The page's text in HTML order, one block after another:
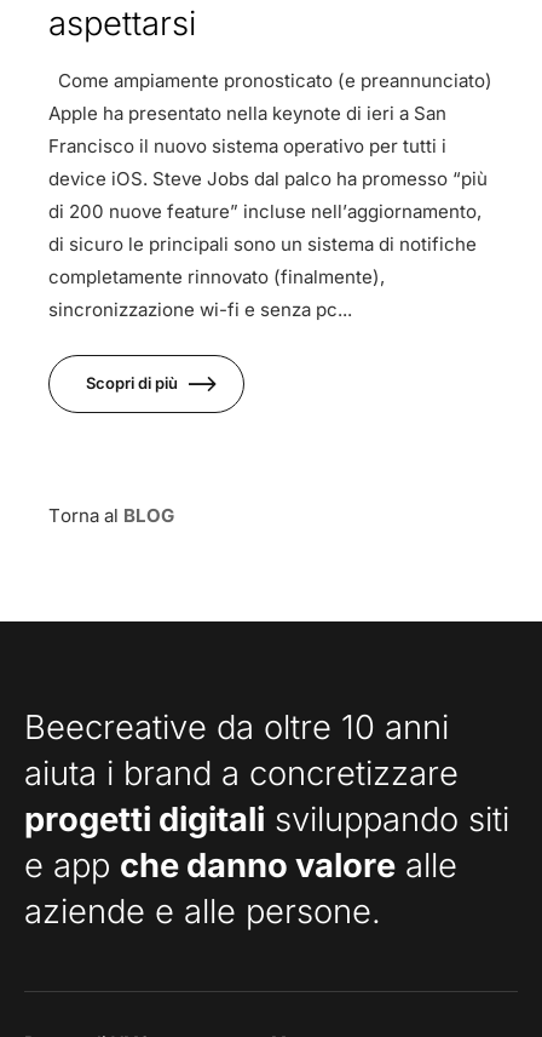
aspettarsi
Come ampiamente pronosticato (e preannunciato)
Apple ha presentato nella keynote di ieri a San
Francisco il nuovo sistema operativo per tutti i
device iOS. Steve Jobs dal palco ha promesso “più
di 200 nuove feature” incluse nell’aggiornamento,
di sicuro le principali sono un sistema di notifiche
completamente rinnovato (finalmente),
sincronizzazione wi-fi e senza pc...
Scopri di più
Torna al BLOG
Beecreative da oltre 10 anni
aiuta i brand a concretizzare
progetti digitali sviluppando siti
e app che danno valore alle
aziende e alle persone.